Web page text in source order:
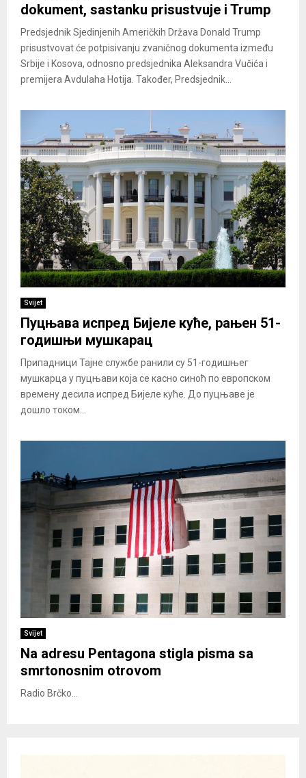
dokument, sastanku prisustvuje i Trump
Predsjednik Sjedinjenih Američkih Država Donald Trump
prisustvovat će potpisivanju zvaničnog dokumenta između
Srbije i Kosova, odnosno predsjednika Aleksandra Vučića i
premijera Avdulaha Hotija. Također, Predsjednik...
Svijet
Пуцњава испред Бијеле куће, рањен 51-
годишњи мушкарац
Припадници Тајне службе ранили су 51-годишњег
мушкарца у пуцњави која се касно синоћ по европском
времену десила испред Бијеле куће. До пуцњаве је
дошло током...
Svijet
Na adresu Pentagona stigla pisma sa
smrtonosnim otrovom
Radio Brčko...